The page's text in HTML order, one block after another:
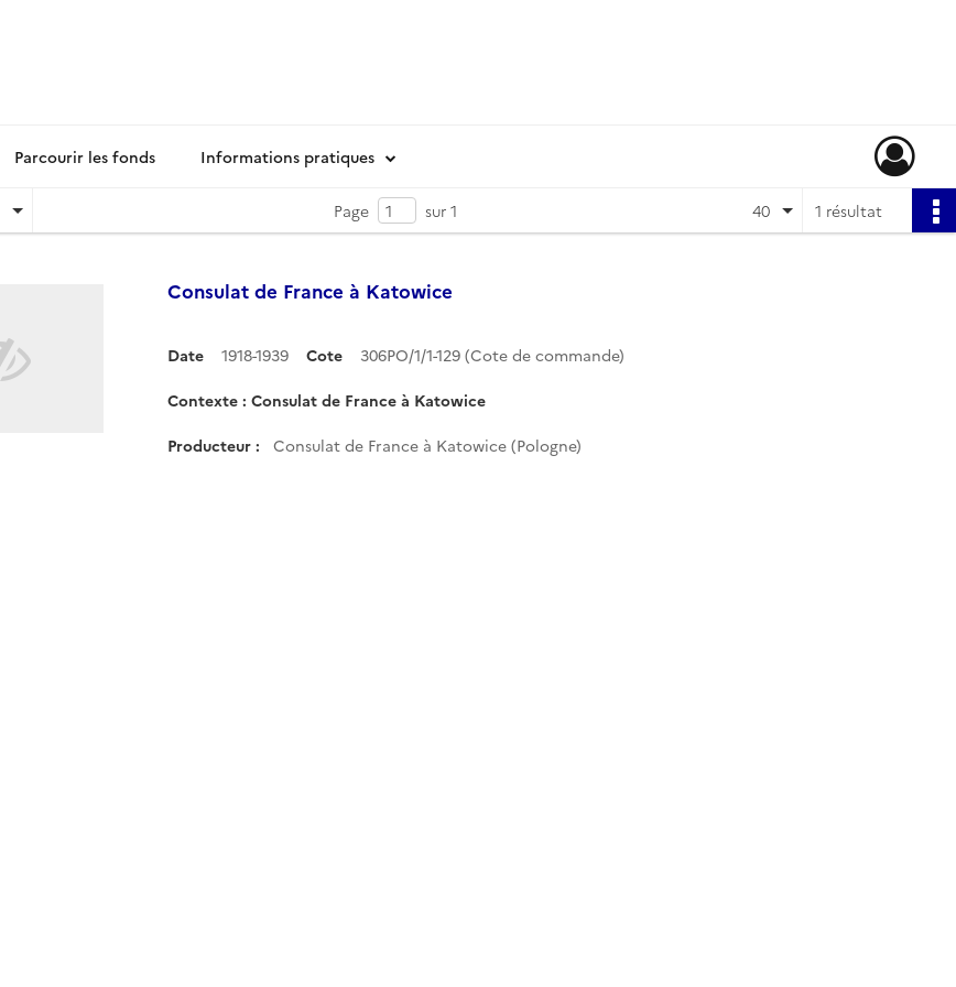
Parcourir les fonds Informations pratiques
Page sur 1 1 résultat
40
Consulat de France à Katowice
Date 1918-1939 Cote 306PO/1/1-129 (Cote de commande)
Contexte : Consulat de France à Katowice
Producteur : Consulat de France à Katowice (Pologne)